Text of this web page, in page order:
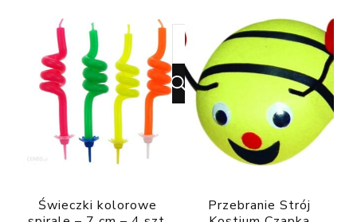
Świeczki kolorowe
Przebranie Strój
Looking
for
Something?